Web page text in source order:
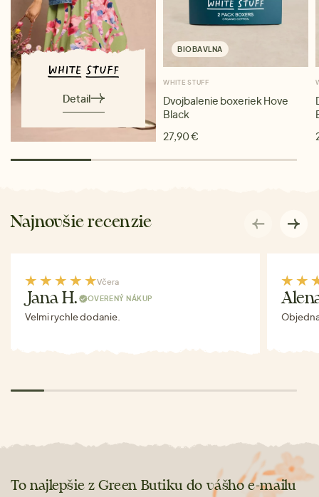
Detail
BIOBAVLNA
WHITE STUFF
Dvojbalenie boxeriek Hove
Black
27,90 €
Najnovšie recenzie
Včera
Jana H. OVERENÝ NÁKUP
Velmi rychle dodanie.
To najlepšie z Green Butiku do vášho e-mailu